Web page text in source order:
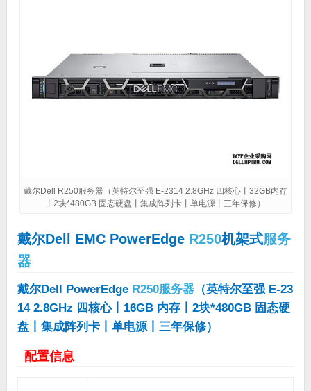
戴尔Dell R250服务器（英特尔至强 E-2314 2.8GHz 四核心丨32GB内存
丨2块*480GB 固态硬盘丨集成阵列卡丨单电源丨三年保修）
戴尔Dell EMC PowerEdge R250机架式服务
器
戴尔Dell PowerEdge R250服务器（英特尔至强 E-23
14 2.8GHz 四核心丨16GB 内存丨2块*480GB 固态硬
盘丨集成阵列卡丨单电源丨三年保修）
配置信息